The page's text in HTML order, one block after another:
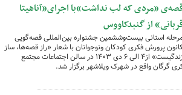
«مردی که لب نداشت»با اجرای«آناهیتا
از گنبدکاووس
استانی بیست‌وششمین جشنواره بین‌المللی قصه‌گویی
پرورش فکری کودکان ونوجوانان با شعار «راز قصه‌ها، ساز
زندگیست» از۴ الی ۶ دی ۱۴۰۳ در سالن اجتماعات مجتمع
گرگان واقع در شهرک ویلاشهر برگزار شد.